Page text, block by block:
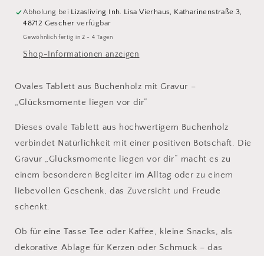
Abholung bei Lizasliving Inh. Lisa Vierhaus, Katharinenstraße 3,
48712 Gescher verfügbar
Gewöhnlich fertig in 2 - 4 Tagen
Shop-Informationen anzeigen
Ovales Tablett aus Buchenholz mit Gravur –
„Glücksmomente liegen vor dir“
Dieses ovale Tablett aus hochwertigem Buchenholz
verbindet Natürlichkeit mit einer positiven Botschaft. Die
Gravur „Glücksmomente liegen vor dir“ macht es zu
einem besonderen Begleiter im Alltag oder zu einem
liebevollen Geschenk, das Zuversicht und Freude
schenkt.
Ob für eine Tasse Tee oder Kaffee, kleine Snacks, als
dekorative Ablage für Kerzen oder Schmuck – das